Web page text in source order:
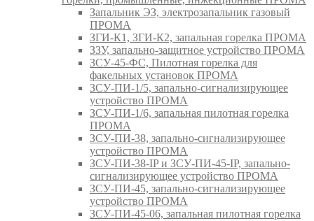
Запальник ЭЗ, электрозапальник газовый
ПРОМА
ЗГИ-К1, ЗГИ-К2, запальная горелка ПРОМА
ЗЗУ, запально-защитное устройство ПРОМА
ЗСУ-45-ФС, Пилотная горелка для
факельных установок ПРОМА
ЗСУ-ПИ-1/5, запально-сигнализирующее
устройство ПРОМА
ЗСУ-ПИ-1/6, запальная пилотная горелка
ПРОМА
ЗСУ-ПИ-38, запально-сигнализирующее
устройство ПРОМА
ЗСУ-ПИ-38-IP и ЗСУ-ПИ-45-IP, запально-
сигнализирующее устройство ПРОМА
ЗСУ-ПИ-45, запально-сигнализирующее
устройство ПРОМА
ЗСУ-ПИ-45-06, запальная пилотная горелка